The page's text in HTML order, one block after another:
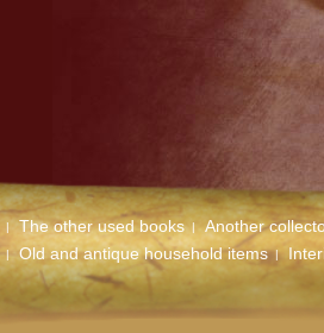
The other used books Another
Old and antique household items